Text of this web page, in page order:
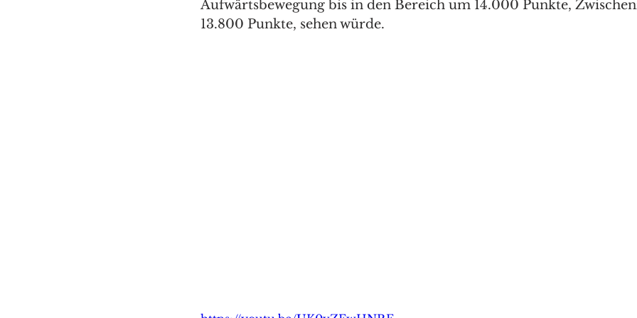
Aufwärtsbewegung bis in den Bereich um 14.000 Punkte,
13.800 Punkte, sehen würde.